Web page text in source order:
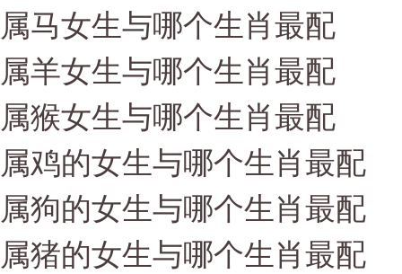
属马女生与哪个生肖最配
属羊女生与哪个生肖最配
属猴女生与哪个生肖最配
属鸡的女生与哪个生肖最配
属狗的女生与哪个生肖最配
属猪的女生与哪个生肖最配